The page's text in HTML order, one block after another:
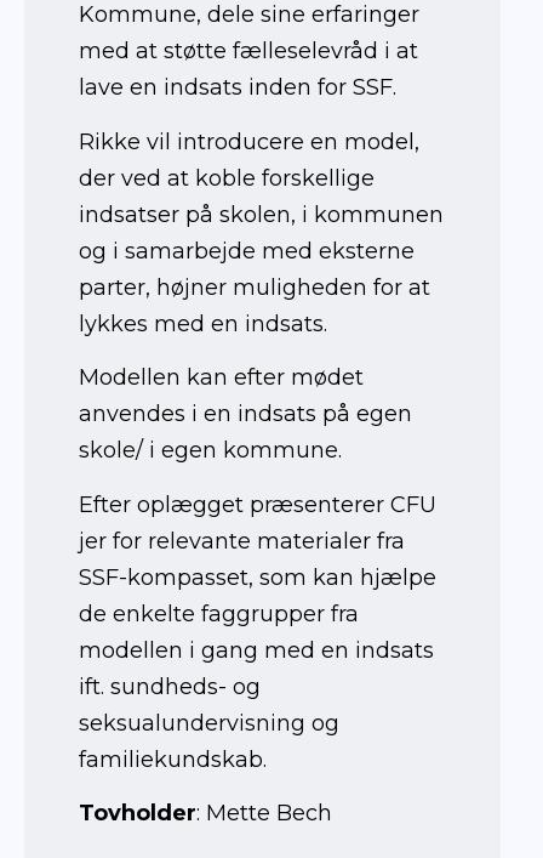
Kommune, dele sine erfaringer
med at støtte fælleselevråd i at
lave en indsats inden for SSF.
Rikke vil introducere en model,
der ved at koble forskellige
indsatser på skolen, i kommunen
og i samarbejde med eksterne
parter, højner muligheden for at
lykkes med en indsats.
Modellen kan efter mødet
anvendes i en indsats på egen
skole/ i egen kommune.
Efter oplægget præsenterer CFU
jer for relevante materialer fra
SSF-kompasset, som kan hjælpe
de enkelte faggrupper fra
modellen i gang med en indsats
ift. sundheds- og
seksualundervisning og
familiekundskab.
Tovholder: Mette Bech